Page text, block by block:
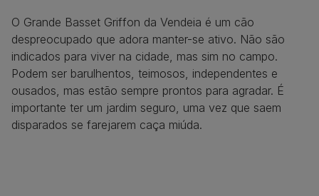
O Grande Basset Griffon da Vendeia é um cão
despreocupado que adora manter-se ativo. Não são
indicados para viver na cidade, mas sim no campo.
Podem ser barulhentos, teimosos, independentes e
ousados, mas estão sempre prontos para agradar. É
importante ter um jardim seguro, uma vez que saem
disparados se farejarem caça miúda.